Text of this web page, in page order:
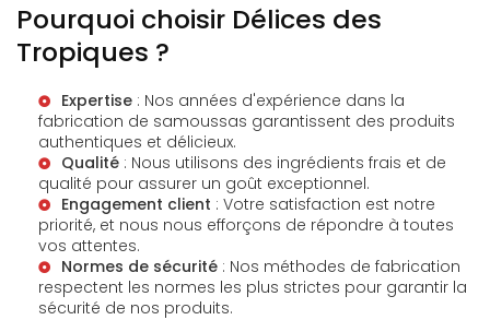
Pourquoi choisir Délices des
Tropiques ?
Expertise : Nos années d'expérience dans la
fabrication de samoussas garantissent des produits
authentiques et délicieux.
Qualité : Nous utilisons des ingrédients frais et de
qualité pour assurer un goût exceptionnel.
Engagement client : Votre satisfaction est notre
priorité, et nous nous efforçons de répondre à toutes
vos attentes.
Normes de sécurité : Nos méthodes de fabrication
respectent les normes les plus strictes pour garantir la
sécurité de nos produits.